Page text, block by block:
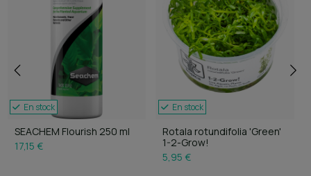
En stock
SEACHEM Flourish 250 ml
17,15 €
En stock
Rotala rotundifolia 'Green'
1-2-Grow!
5,95 €